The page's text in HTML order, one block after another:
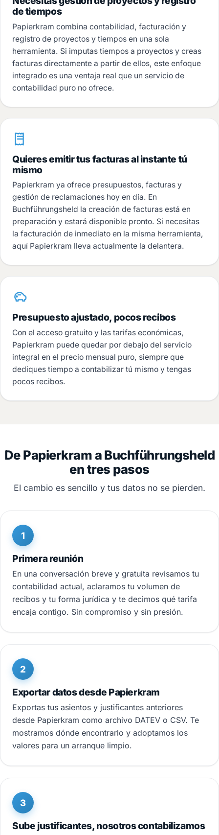
de tiempos
Papierkram combina contabilidad, facturación y
registro de proyectos y tiempos en una sola
herramienta. Si imputas tiempos a proyectos y creas
facturas directamente a partir de ellos, este enfoque
integrado es una ventaja real que un servicio de
contabilidad puro no ofrece.
Quieres emitir tus facturas al instante tú
mismo
Papierkram ya ofrece presupuestos, facturas y
gestión de reclamaciones hoy en día. En
Buchführungsheld la creación de facturas está en
preparación y estará disponible pronto. Si necesitas
la facturación de inmediato en la misma herramienta,
aquí Papierkram lleva actualmente la delantera.
Presupuesto ajustado, pocos recibos
Con el acceso gratuito y las tarifas económicas,
Papierkram puede quedar por debajo del servicio
integral en el precio mensual puro, siempre que
dediques tiempo a contabilizar tú mismo y tengas
pocos recibos.
De Papierkram a Buchführungsheld
en tres pasos
El cambio es sencillo y tus datos no se pierden.
1
Primera reunión
En una conversación breve y gratuita revisamos tu
contabilidad actual, aclaramos tu volumen de
recibos y tu forma jurídica y te decimos qué tarifa
encaja contigo. Sin compromiso y sin presión.
2
Exportar datos desde Papierkram
Exportas tus asientos y justificantes anteriores
desde Papierkram como archivo DATEV o CSV. Te
mostramos dónde encontrarlo y adoptamos los
valores para un arranque limpio.
3
Sube justificantes, nosotros contabilizamos